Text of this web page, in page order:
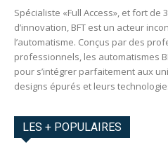
Spécialiste «Full Access», et fort de
d’innovation, BFT est un acteur
l’automatisme. Conçus par des
professionnels, les automatismes
pour s’intégrer parfaitement aux
designs épurés et leurs
LES + POPULAIRES